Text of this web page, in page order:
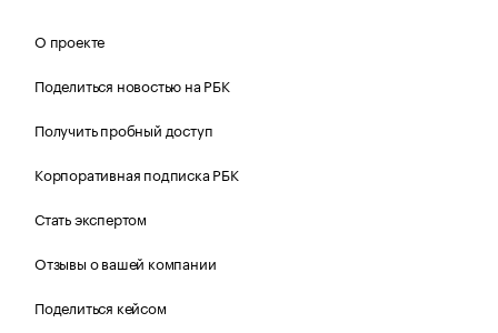
О проекте
Поделиться новостью на РБК
Получить пробный доступ
Корпоративная подписка РБК
Стать экспертом
Отзывы о вашей компании
Поделиться кейсом